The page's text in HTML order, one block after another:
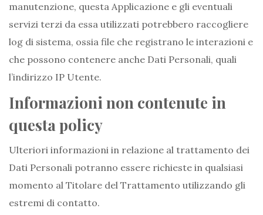
manutenzione, questa Applicazione e gli eventuali
servizi terzi da essa utilizzati potrebbero raccogliere
log di sistema, ossia file che registrano le interazioni e
che possono contenere anche Dati Personali, quali
l’indirizzo IP Utente.
Informazioni non contenute in
questa policy
Ulteriori informazioni in relazione al trattamento dei
Dati Personali potranno essere richieste in qualsiasi
momento al Titolare del Trattamento utilizzando gli
estremi di contatto.